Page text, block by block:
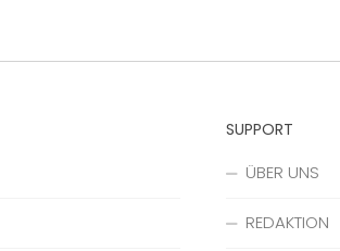
SUPPORT
ÜBER UNS
REDAKTION